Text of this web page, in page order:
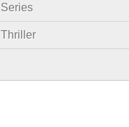
Series
Thriller